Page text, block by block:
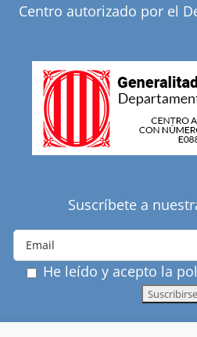
Centro autorizado por el
Suscríbete a
He leído y acepto la